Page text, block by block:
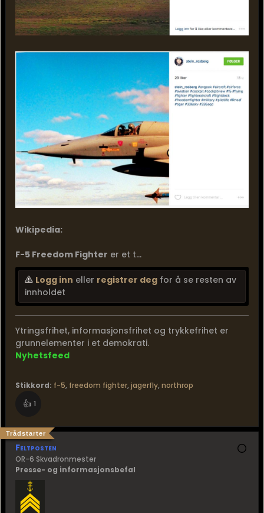
Wikipedia:
F-5 Freedom Fighter er et t...
Logg inn eller registrer deg for å se resten av
innholdet
Ytringsfrihet, informasjonsfrihet og trykkefrihet er
grunnelementer i et demokrati.
Nyhetsfeed
Stikkord: f-5, freedom fighter, jagerfly, northrop
👍 1
Feltposten
Trådstarter
OR-6 Skvadronmester
Presse- og informasjonsbefal